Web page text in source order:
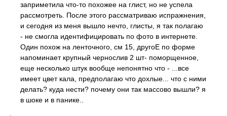
заприметила что-то похожее на глист, но не успела
рассмотреть. После этого рассматриваю испражнения,
и сегодня из меня вышло нечто, глисты, я так полагаю
- не смогла идентифицировать по фото в интернете.
Один похож на ленточного, см 15, другоЕ по форме
напоминает крупный чернослив 2 шт- поморщенное,
еще несколько штук вообще непонятно что - ...все
имеет цвет кала, предполагаю что дохлые... что с ними
делать? куда нести? почему они так массово вышли? я
в шоке и в панике..